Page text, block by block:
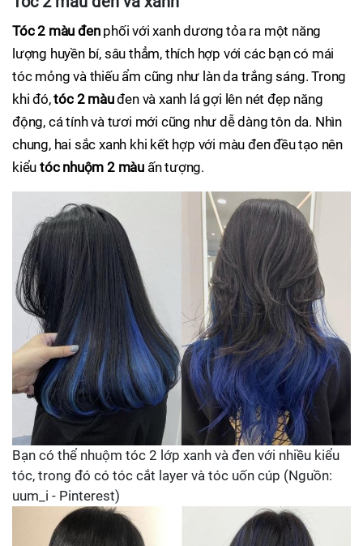
Tóc 2 màu đenphối với xanh dương tỏa ra một năng
lượng huyền bí, sâu thẳm, thích hợp với các bạn có mái
tóc mỏng và thiếu ẩm cũng như làn da trắng sáng. Trong
khi đó,tóc 2 màuđen và xanh lá gợi lên nét đẹp năng
động, cá tính và tươi mới cũng như dễ dàng tôn da. Nhìn
chung, hai sắc xanh khi kết hợp với màu đen đều tạo nên
kiểu tóc nhuộm 2 màu ấn tượng.
Bạn có thể nhuộm tóc 2 lớp xanh và đen với nhiều kiểu
tóc, trong đó có tóc cắt layer và tóc uốn cúp (Nguồn:
uum_i - Pinterest)